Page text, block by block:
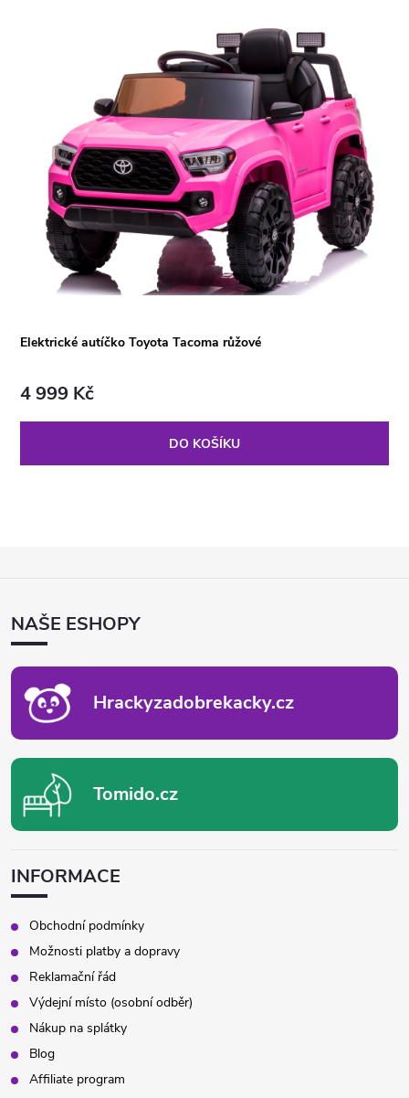
Elektrické autíčko Toyota Tacoma růžové
4 999 Kč
DO KOŠÍKU
ANAŠE ESHOPY
Hrackyzadobrekacky.cz
Tomido.cz
INFORMACE
Obchodní podmínky
Možnosti platby a dopravy
Reklamační řád
Výdejní místo (osobní odběr)
Nákup na splátky
Blog
Affiliate program